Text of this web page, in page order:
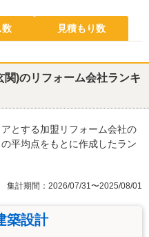
数 見積もり数
関)のリフォーム会社ランキ
とする加盟リフォーム会社の
平均点をもとに作成したラン
集計期間：2026/07/31〜2025/08/01
築設計